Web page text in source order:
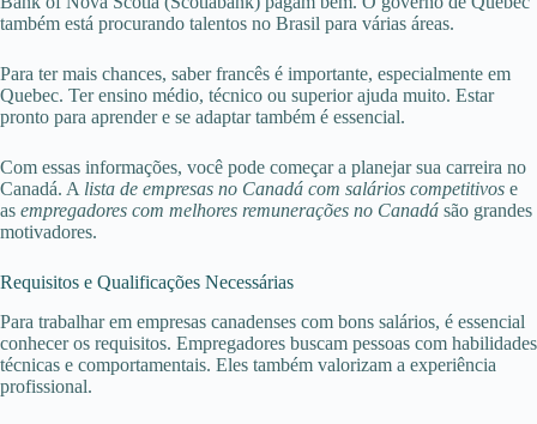
também está procurando talentos no Brasil para várias áreas.
Para ter mais chances, saber francês é importante, especialmente em
Quebec. Ter ensino médio, técnico ou superior ajuda muito. Estar
pronto para aprender e se adaptar também é essencial.
Com essas informações, você pode começar a planejar sua carreira no
Canadá. A lista de empresas no Canadá com salários competitivos e
as empregadores com melhores remunerações no Canadá são grandes
motivadores.
Requisitos e Qualificações Necessárias
Para trabalhar em empresas canadenses com bons salários, é essencial
conhecer os requisitos. Empregadores buscam pessoas com habilidades
técnicas e comportamentais. Eles também valorizam a experiência
profissional.